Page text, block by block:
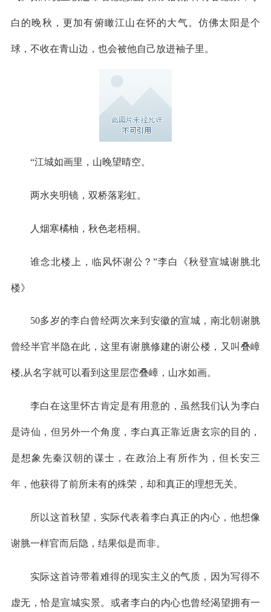
白的晚秋，更加有俯瞰江山在怀的大气。仿佛太阳是个
球，不收在青山边，也会被他自己放进袖子里。
“江城如画里，山晚望晴空。
两水夹明镜，双桥落彩虹。
人烟寒橘柚，秋色老梧桐。
谁念北楼上，临风怀谢公？”李白《秋登宣城谢脁北
楼》
50多岁的李白曾经两次来到安徽的宣城，南北朝谢脁
曾经半官半隐在此，这里有谢脁修建的谢公楼，又叫叠嶂
楼,从名字就可以看到这里层峦叠嶂，山水如画。
李白在这里怀古肯定是有用意的，虽然我们认为李白
是诗仙，但另外一个角度，李白真正靠近唐玄宗的目的，
是想象先秦汉朝的谋士，在政治上有所作为，但长安三
年，他获得了前所未有的殊荣，却和真正的理想无关。
所以这首秋望，实际代表着李白真正的内心，他想像
谢脁一样官而后隐，结果似是而非。
实际这首诗带着难得的现实主义的气质，因为写得不
虚无，恰是宣城实景。或者李白的内心也曾经渴望拥有一